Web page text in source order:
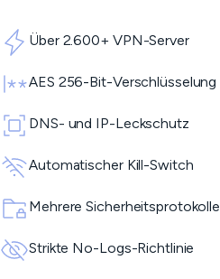
Über 2.600+ VPN-Server
AES 256-Bit-Verschlüsselung
DNS- und IP-Leckschutz
Automatischer Kill-Switch
Mehrere Sicherheitsprotokolle
Strikte No-Logs-Richtlinie